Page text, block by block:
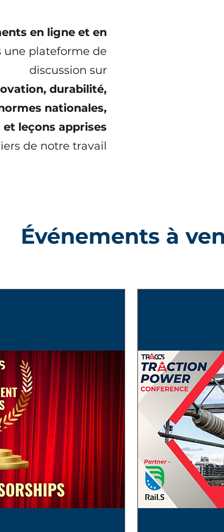
en ligne et en
une plateforme de
discussion sur
durabilité,
nationales,
et leçons apprises
de notre travail
Événements à